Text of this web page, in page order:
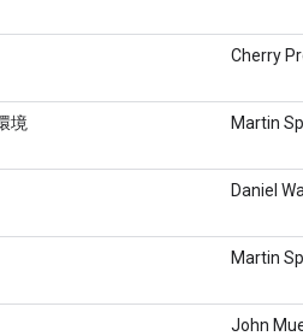
Cherry
境 Martin
Daniel
Martin
John